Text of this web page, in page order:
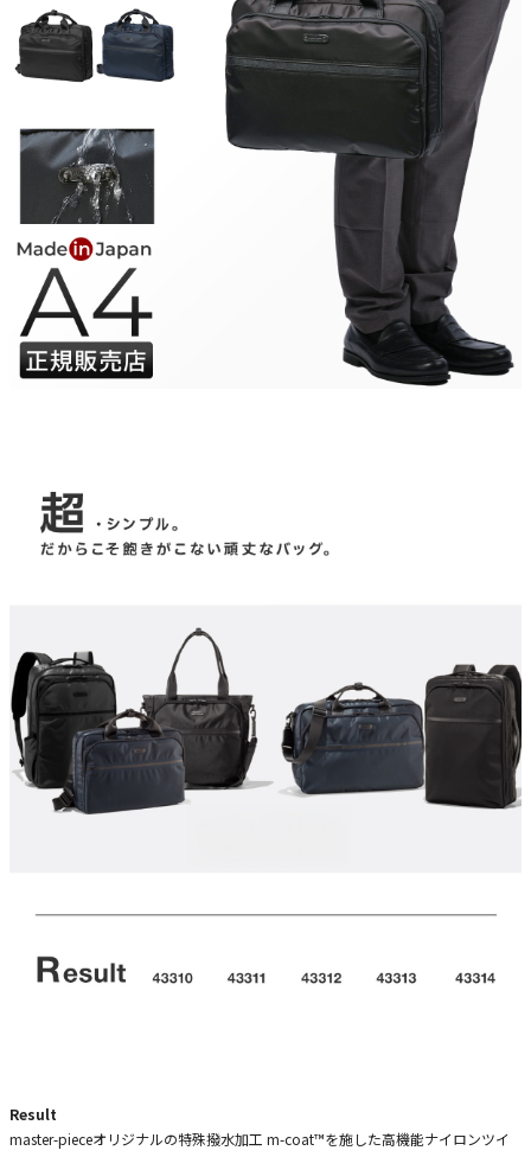
Result
master-pieceオリジナルの特殊撥水加工 m-coat™を施した高機能ナイロンツイ